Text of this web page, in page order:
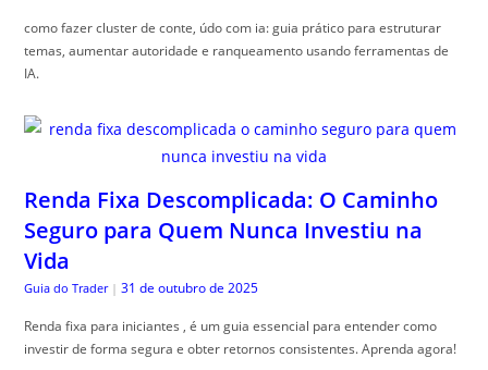
como fazer cluster de conte, údo com ia: guia prático para estruturar
temas, aumentar autoridade e ranqueamento usando ferramentas de
IA.
Renda Fixa Descomplicada: O Caminho
Seguro para Quem Nunca Investiu na
Vida
Guia do Trader | 31 de outubro de 2025
Renda fixa para iniciantes , é um guia essencial para entender como
investir de forma segura e obter retornos consistentes. Aprenda agora!